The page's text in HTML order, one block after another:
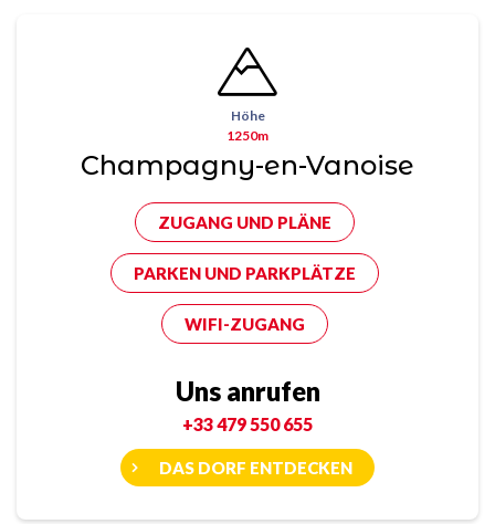
Höhe
1250m
Champagny-en-Vanoise
ZUGANG UND PLÄNE
PARKEN UND PARKPLÄTZE
WIFI-ZUGANG
Uns anrufen
+33 479 550 655
DAS DORF ENTDECKEN